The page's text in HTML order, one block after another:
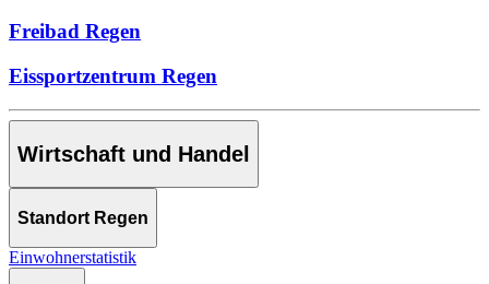
Freibad Regen
Eissportzentrum Regen
Wirtschaft und Handel
Standort Regen
Einwohnerstatistik